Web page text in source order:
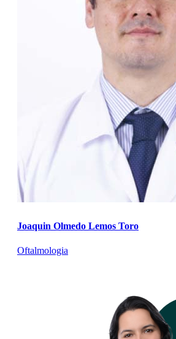
Joaquin Olmedo Lemos Toro
Oftalmologia